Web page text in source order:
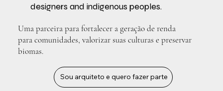
designers and indigenous peoples.
Uma parceira para fortalecer a geração de renda
para comunidades, valorizar suas culturas e preservar
biomas.
Sou arquiteto e quero fazer parte